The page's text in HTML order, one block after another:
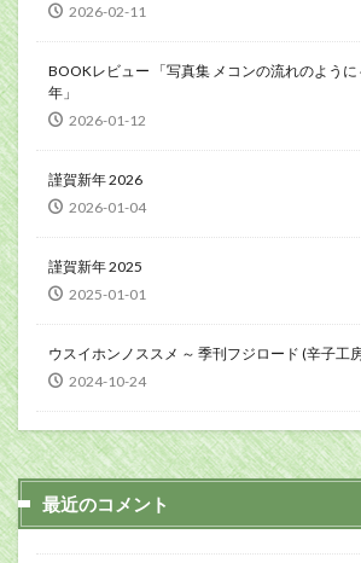
2026-02-11
BOOKレビュー 「写真集 メコンの流れのよう
年」
2026-01-12
謹賀新年 2026
2026-01-04
謹賀新年 2025
2025-01-01
ウスイホンノススメ ～ 季刊フジロード (辛子工
2024-10-24
最近のコメント